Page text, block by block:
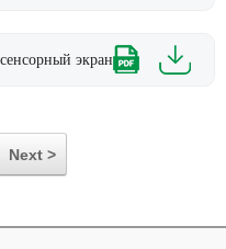
экран
Next >